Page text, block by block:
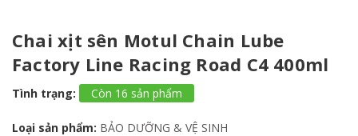
Chai xịt sên Motul Chain Lube
Factory Line Racing Road C4 400ml
Tình trạng: Còn 16 sản phẩm
Loại sản phẩm: BẢO DƯỠNG & VỆ SINH